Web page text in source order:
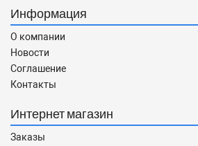
Информация
О компании
Новости
Соглашение
Контакты
Интернет магазин
Заказы